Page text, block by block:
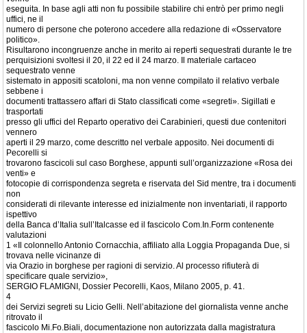
eseguita. In base agli atti non fu possibile stabilire chi entrò per primo negli
uffici, ne il
numero di persone che poterono accedere alla redazione di «Osservatore
politico».
Risultarono incongruenze anche in merito ai reperti sequestrati durante le tre
perquisizioni svoltesi il 20, il 22 ed il 24 marzo. Il materiale cartaceo
sequestrato venne
sistemato in appositi scatoloni, ma non venne compilato il relativo verbale
sebbene i
documenti trattassero affari di Stato classificati come «segreti». Sigillati e
trasportati
presso gli uffici del Reparto operativo dei Carabinieri, questi due contenitori
vennero
aperti il 29 marzo, come descritto nel verbale apposito. Nei documenti di
Pecorelli si
trovarono fascicoli sul caso Borghese, appunti sull’organizzazione «Rosa dei
venti» e
fotocopie di corrispondenza segreta e riservata del Sid mentre, tra i documenti
non
considerati di rilevante interesse ed inizialmente non inventariati, il rapporto
ispettivo
della Banca d’Italia sull’Italcasse ed il fascicolo Com.In.Form contenente
valutazioni
1 «Il colonnello Antonio Cornacchia, affiliato alla Loggia Propaganda Due, si
trovava nelle vicinanze di
via Orazio in borghese per ragioni di servizio. Al processo rifiuterà di
specificare quale servizio»,
SERGIO FLAMIGNI, Dossier Pecorelli, Kaos, Milano 2005, p. 41.
4
dei Servizi segreti su Licio Gelli. Nell’abitazione del giornalista venne anche
ritrovato il
fascicolo Mi.Fo.Biali, documentazione non autorizzata dalla magistratura